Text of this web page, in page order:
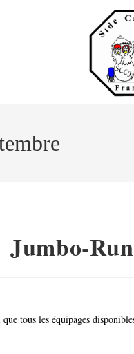
Jumbo-
tous les équipages